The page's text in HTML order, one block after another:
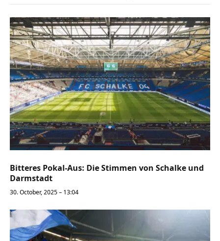
Bitteres Pokal-Aus: Die Stimmen von Schalke und
Darmstadt
30. October, 2025 – 13:04